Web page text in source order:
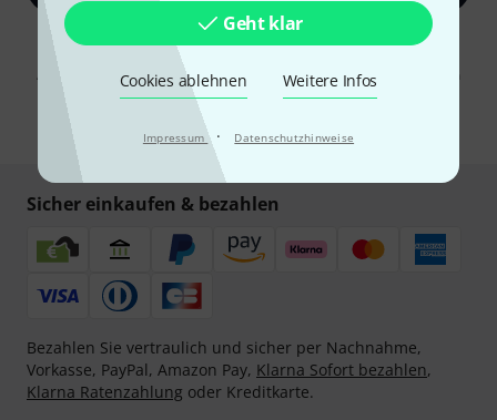
Geht klar
Cookies ablehnen Weitere Infos
Impressum · Datenschutzhinweise
Mit Klick auf „Jetzt anmelden“ stimmen Sie dem Erhalt von E-Mail-
Werbung und einer Messung des E-Mail-Nutzungsverhaltens zu. Die
Abmeldung ist jederzeit möglich. Weitere Informationen finden Sie in
unserenDatenschutzhinweisen .
Sicher einkaufen & bezahlen
Bezahlen Sie vertraulich und sicher per Nachnahme,
Vorkasse, PayPal, Amazon Pay, Klarna Sofort bezahlen,
Klarna Ratenzahlung oder Kreditkarte.